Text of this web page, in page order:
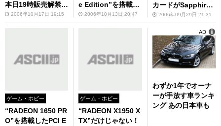
本日19時販売解禁
に！第1弾はPowerc
olor!!
2006年10月17日 19:15
e Edition”を搭載し
たATI純正リテール
とSapphireバルク
2006年10月13日 20:47
カードがSapphire
から！
2006年09月29日 21:31
ゲーム・ホビー
“RADEON 1650 PR
O”を搭載したPCI E
ゲーム・ホビー
“RADEON X1950 X
TX”だけじゃない！
わずか1年でオーナ
ーが手放す車ランキ
ング あの日本車も
AD